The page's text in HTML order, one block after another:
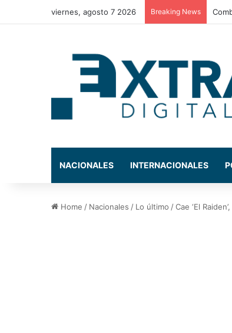
viernes, agosto 7 2026 Breaking News
NACIONALES INTERNACIONALES
Home / Nacionales / Lo último /Cae ‘El